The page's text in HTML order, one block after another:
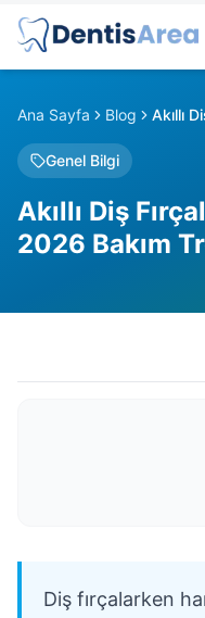
Ana Sayfa Blog
Genel Bilgi
Akıllı Diş
2026 Bakım
Diş fırçalarken